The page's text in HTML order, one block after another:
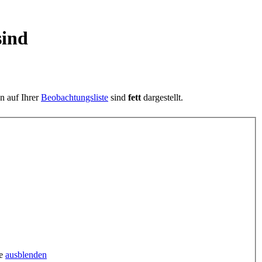
auf IhrerBeobachtungsliste sind fett dargestellt.
ausblenden